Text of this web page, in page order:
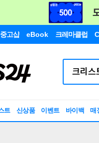
중고샵 eBook 크레마클럽
트 신상품 이벤트 바이백 매